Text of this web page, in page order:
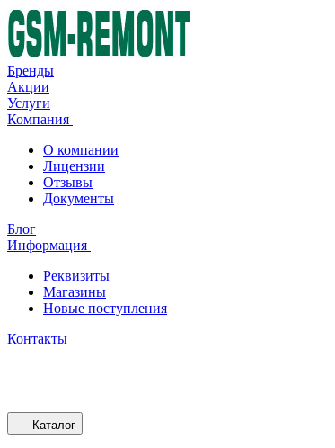
Бренды
Акции
Услуги
Компания
О компании
Лицензии
Отзывы
Документы
Блог
Информация
Реквизиты
Магазины
Новые поступления
Контакты
Каталог